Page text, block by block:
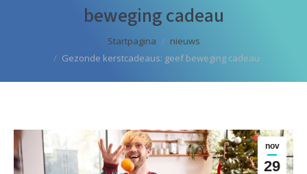
beweging cadeau
Startpagina
nieuws
Gezonde kerstcadeaus: geef beweging cadeau
nov
29